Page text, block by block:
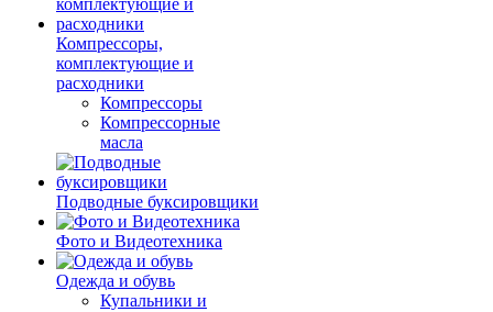
Компрессоры,
комплектующие и
расходники
Компрессоры
Компрессорные
масла
Подводные буксировщики
Фото и Видеотехника
Одежда и обувь
Купальники и